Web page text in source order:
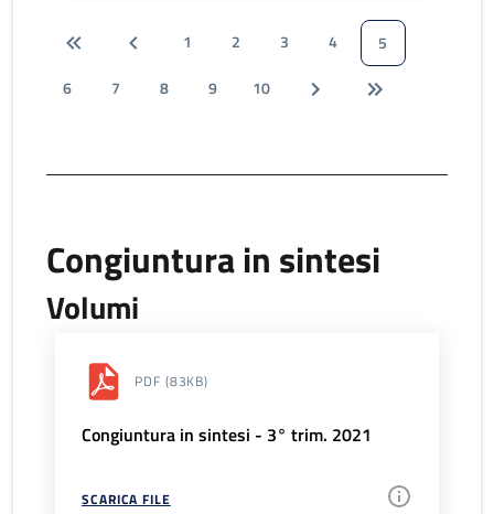
1 2 3 4
5
6
7 8 9 10
Congiuntura in sintesi
Volumi
PDF (83KB)
Congiuntura in sintesi - 3° trim. 2021
SCARICA FILE